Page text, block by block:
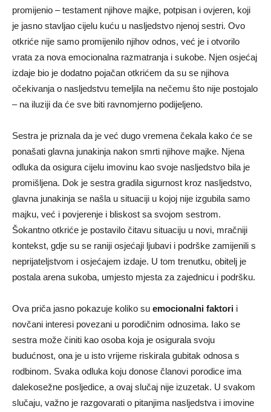
promijenio – testament njihove majke, potpisan i ovjeren, koji
je jasno stavljao cijelu kuću u nasljedstvo njenoj sestri. Ovo
otkriće nije samo promijenilo njihov odnos, već je i otvorilo
vrata za nova emocionalna razmatranja i sukobe. Njen osjećaj
izdaje bio je dodatno pojačan otkrićem da su se njihova
očekivanja o nasljedstvu temeljila na nečemu što nije postojalo
– na iluziji da će sve biti ravnomjerno podijeljeno.
Sestra je priznala da je već dugo vremena čekala kako će se
ponašati glavna junakinja nakon smrti njihove majke. Njena
odluka da osigura cijelu imovinu kao svoje nasljedstvo bila je
promišljena. Dok je sestra gradila sigurnost kroz nasljedstvo,
glavna junakinja se našla u situaciji u kojoj nije izgubila samo
majku, već i povjerenje i bliskost sa svojom sestrom.
Šokantno otkriće je postavilo čitavu situaciju u novi, mračniji
kontekst, gdje su se raniji osjećaji ljubavi i podrške zamijenili s
neprijateljstvom i osjećajem izdaje. U tom trenutku, obitelj je
postala arena sukoba, umjesto mjesta za zajednicu i podršku.
Ova priča jasno pokazuje koliko su emocionalni faktori i
novčani interesi povezani u porodičnim odnosima. Iako se
sestra može činiti kao osoba koja je osigurala svoju
budućnost, ona je u isto vrijeme riskirala gubitak odnosa s
rodbinom. Svaka odluka koju donose članovi porodice ima
dalekosežne posljedice, a ovaj slučaj nije izuzetak. U svakom
slučaju, važno je razgovarati o pitanjima nasljedstva i imovine